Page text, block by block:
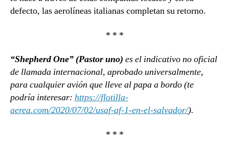
defecto, las aerolíneas italianas completan su retorno.
* * *
“Shepherd One” (Pastor uno) es el indicativo no oficial
de llamada internacional, aprobado universalmente,
para cualquier avión que lleve al papa a bordo (te
podría interesar: https://flotilla-
aerea.com/2020/07/02/usaf-af-1-en-el-salvador/).
* * *